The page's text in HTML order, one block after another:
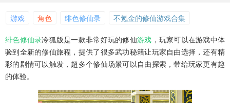
游戏 角色 绯色修仙录 不氪金的修仙游戏合集
绯色修仙录冷狐版是一款非常好玩的修仙游戏 ，玩家可以在游戏中体
验到全新的修仙旅程，提供了很多武功秘籍让玩家自由选择，还有精
彩的剧情可以触发，超多个修仙场景可以自由探索，带给玩家更有趣
的体验。